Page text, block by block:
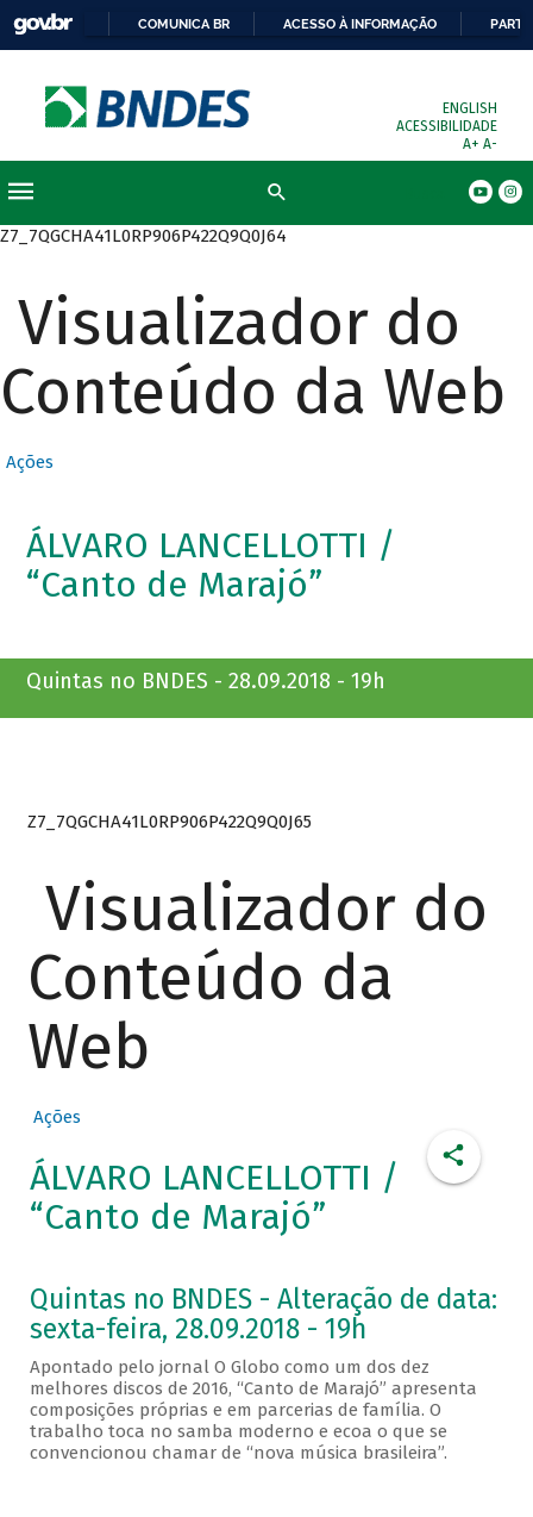
COMUNICA BR ACESSO À INFORMAÇÃO
ENGLISH
ACESSIBILIDADE
A+ A-
Z7_7QGCHA41L0RP906P422Q9Q0J64
Visualizador do
Conteúdo da Web
Ações
ÁLVARO LANCELLOTTI /
“Canto de Marajó”
Quintas no BNDES - 28.09.2018 - 19h
Z7_7QGCHA41L0RP906P422Q9Q0J65
Visualizador do
Conteúdo da
Web
Ações
ÁLVARO LANCELLOTTI /
“Canto de Marajó”
Quintas no BNDES - Alteração de data:
sexta-feira, 28.09.2018 - 19h
Apontado pelo jornal O Globo como um dos dez
melhores discos de 2016, “Canto de Marajó” apresenta
composições próprias e em parcerias de família. O
trabalho toca no samba moderno e ecoa o que se
convencionou chamar de “nova música brasileira”.